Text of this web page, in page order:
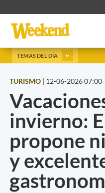
TEMAS DEL DÍA
TURISMO | 12-06-2026 07:00
invierno:
propone
y